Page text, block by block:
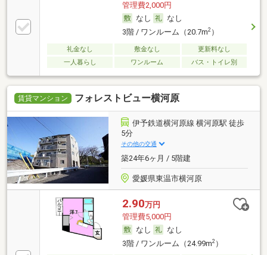
管理費2,000円
なし
なし
3階 / ワンルーム（20.7m2）
礼金なし 敷金なし
更新料なし
一人暮らし
ワンルーム バス・トイレ別
賃貸マンション フォレストビュー横河原
伊予鉄道横河原線 横河原駅 徒歩
5分
その他の交通
築24年6ヶ月 / 5階建
愛媛県東温市横河原
2.90万円
管理費5,000円
なし
なし
3階 / ワンルーム（24.99m2）